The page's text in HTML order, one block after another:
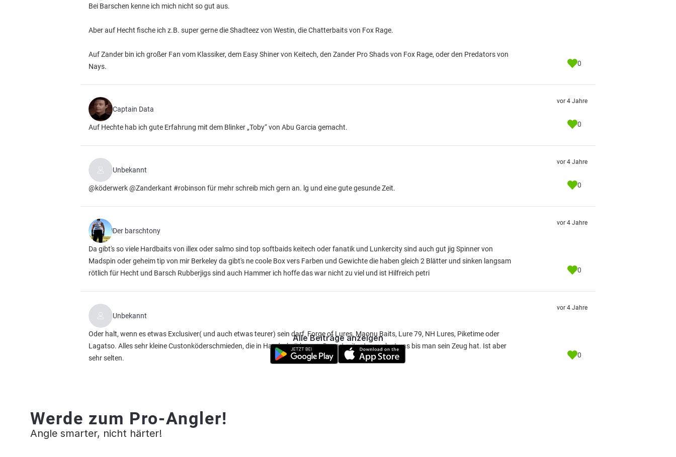
Bei Barschen kenne ich mich nicht so gut aus.
Aber auf Hecht fische ich z.B. super gerne die Shadteez von Westin, die Chatterbaits von Fox Rage.
Auf Zander bin ich großer Fan vom Klassiker, dem Easy Shiner von Keitech, den Zander Pro Shads von Fox Rage, oder den Predators von
Nays.
0
Captain Data
Auf Hechte hab ich gute Erfahrung mit dem Blinker „Toby“ von Abu Garcia gemacht.
vor 4 Jahre
0
Unbekannt
@köderwerk @Zanderkant #robinson für mehr schreib mich gern an. lg und eine gute gesunde Zeit.
vor 4 Jahre
0
Der barschtony
Da gibt's so viele Hardbaits von illex oder salmo sind top softbaids keitech oder fanatik und Lunkercity sind auch gut jig Spinner von
Madspin oder geheim tip von mir Berkeley da gibt's ne coole Box vers Farben und Gewichte die haben gleich 2 Blätter und sinken langsam
rötlich für Hecht und Barsch Rubberjigs sind auch Hammer ich hoffe das war nicht zu viel und ist Hilfreich petri
vor 4 Jahre
0
Unbekannt
Oder halt, wenn es etwas Exclusiver( und auch etwas teurer) sein darf, Forge of Lures, Maonu Baits, Lure 79, NH Lures, Piketime oder
Lagatso. Alles sehr kleine Custonköderschmieden, die in Handarbeit bauen. Dauert mitunter auch etwas bis man sein Zeug hat. Ist aber
sehr selten.
vor 4 Jahre
0
Alle Beiträge anzeigen
Werde zum Pro-Angler!
Angle smarter, nicht härter!